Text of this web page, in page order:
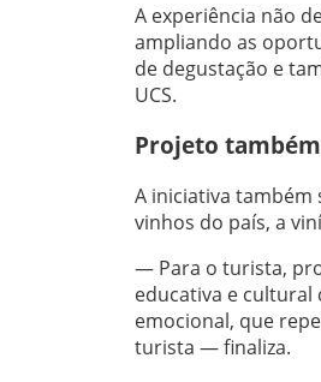
A experiência não
ampliando as
de degustação e
UCS.
Projeto
A iniciativa
vinhos do país, a
— Para o turista,
educativa e cultural
emocional, que
turista — finaliza.